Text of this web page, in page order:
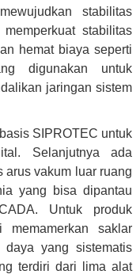
stabilitas
stabilitas
hemat biaya seperti
digunakan untuk
jaringan sistem
SIPROTEC untuk
Selanjutnya ada
arus vakum luar ruang
yang bisa dipantau
Untuk produk
memamerkan saklar
yang sistematis
terdiri dari lima alat